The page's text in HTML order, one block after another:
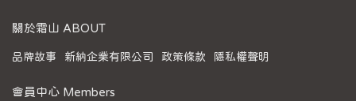
關於霜山 ABOUT
品牌故事 新納企業有限公司 政策條款 隱私權聲明
會員中心 Members